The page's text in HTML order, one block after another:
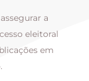
a
eleitoral
em